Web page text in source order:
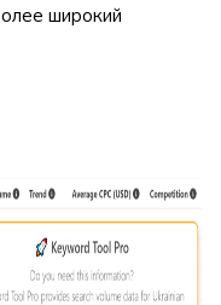
широкий